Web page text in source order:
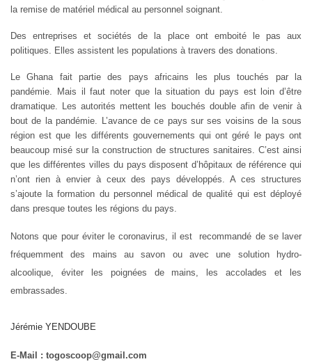
la remise de matériel médical au personnel soignant.
Des entreprises et sociétés de la place ont emboité le pas aux
politiques. Elles assistent les populations à travers des donations.
Le Ghana fait partie des pays africains les plus touchés par la
pandémie. Mais il faut noter que la situation du pays est loin d’être
dramatique. Les autorités mettent les bouchés double afin de venir à
bout de la pandémie. L’avance de ce pays sur ses voisins de la sous
région est que les différents gouvernements qui ont géré le pays ont
beaucoup misé sur la construction de structures sanitaires. C’est ainsi
que les différentes villes du pays disposent d’hôpitaux de référence qui
n’ont rien à envier à ceux des pays développés. A ces structures
s’ajoute la formation du personnel médical de qualité qui est déployé
dans presque toutes les régions du pays.
Notons que pour éviter le coronavirus, il est
recommandé de se laver
fréquemment des mains au savon ou avec une solution hydro-
alcoolique, éviter les poignées de mains, les accolades et les
embrassades.
Jérémie YENDOUBE
E-Mail : togoscoop@gmail.com